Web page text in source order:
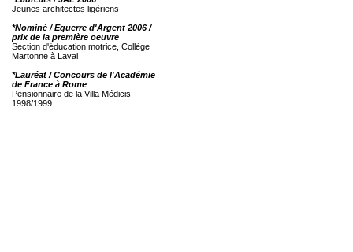
Jeunes architectes ligériens
*Nominé / Equerre d'Argent 2006 /
prix de la première oeuvre
Section d'éducation motrice, Collège
Martonne à Laval
*Lauréat / Concours de l'Académie
de France à Rome
Pensionnaire de la Villa Médicis
1998/1999